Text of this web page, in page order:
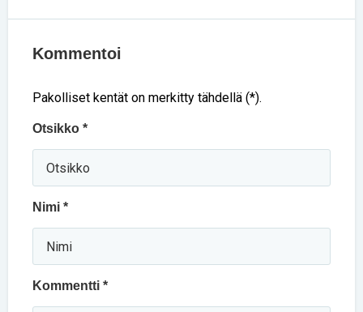
Kommentoi
Pakolliset kentät on merkitty tähdellä (*).
Otsikko *
Nimi *
Kommentti *